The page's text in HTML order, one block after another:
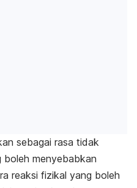
sebagai rasa tidak
menyebabkan
reaksi fizikal yang boleh